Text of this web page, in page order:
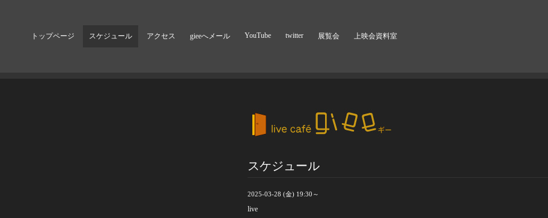
トップページ スケジュール アクセス gieeへメール YouTube twitter 展覧会 上映会資料室
スケジュール
2025-03-28 (金) 19:30～
live